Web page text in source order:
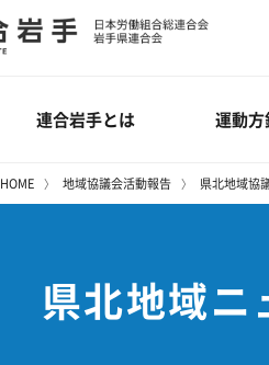
連合岩手とは 運動方
HOME 地域協議会活動報告 県北地域協
県北地域